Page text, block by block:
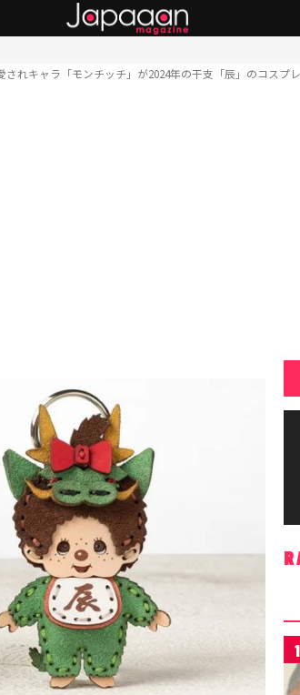
されキャラ「モンチッチ」が2024年の干支「辰」のコスプレ
1